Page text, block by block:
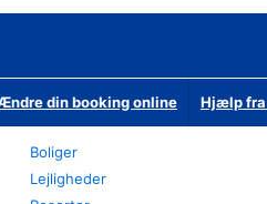
din booking online Hjælp
Boliger
Lejligheder